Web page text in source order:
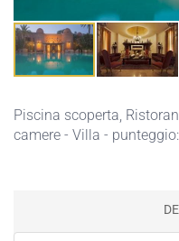
Piscina scoperta,
camere - Villa -